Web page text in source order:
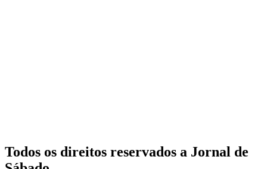
Todos os direitos reservados a Jornal de